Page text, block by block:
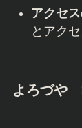
アクセ
とアク
よろづや